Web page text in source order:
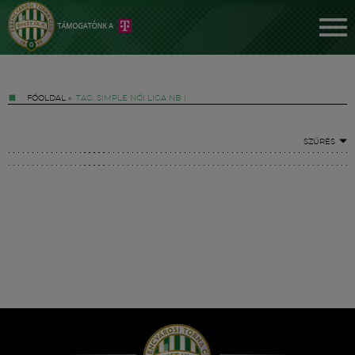
FŐOLDAL » TAG: SIMPLE NŐI LIGA NB I
SZŰRÉS
Hírek